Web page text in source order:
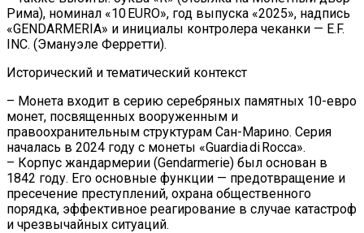
Рима), номинал «10 EURO», год выпуска «2025», надпись
«GENDARMERIA» и инициалы контролера чеканки — E.F.
INC. (Эмануэле Ферретти).
Исторический и тематический контекст
– Монета входит в серию серебряных памятных 10-евро
монет, посвященных вооруженным и
правоохранительным структурам Сан-Марино. Серия
началась в 2024 году с монеты «Guardia di Rocca».
– Корпус жандармерии (Gendarmerie) был основан в
1842 году. Его основные функции — предотвращение и
пресечение преступлений, охрана общественного
порядка, эффективное реагирование в случае катастроф
и чрезвычайных ситуаций.